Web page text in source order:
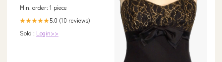
Min. order: 1 piece
★★★★★5.0 (10 reviews)
Sold : Login>>